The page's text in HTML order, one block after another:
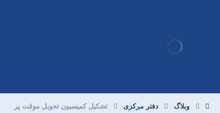
وبلاگ دفتر مرکزی
تشکیل کمیسیون تحویل موقت پر